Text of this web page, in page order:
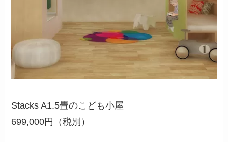
Stacks A1.5畳のこども小屋
699,000円（税別）